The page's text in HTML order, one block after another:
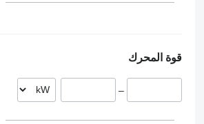
قوة المحرك
–